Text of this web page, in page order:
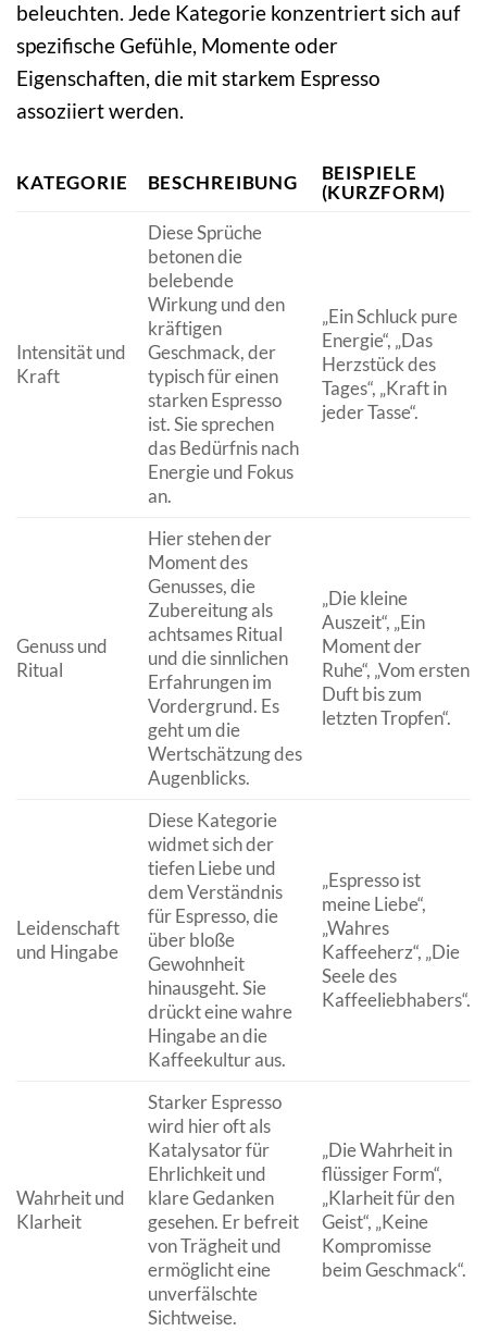
beleuchten. Jede Kategorie konzentriert sich auf
spezifische Gefühle, Momente oder
Eigenschaften, die mit starkem Espresso
assoziiert werden.
KATEGORIE BESCHREIBUNG
BEISPIELE
(KURZFORM)
Intensität und
Kraft
Diese Sprüche
betonen die
belebende
Wirkung und den
kräftigen
Geschmack, der
typisch für einen
starken Espresso
ist. Sie sprechen
das Bedürfnis nach
Energie und Fokus
an.
„Ein Schluck pure
Energie“, „Das
Herzstück des
Tages“, „Kraft in
jeder Tasse“.
Genuss und
Ritual
Hier stehen der
Moment des
Genusses, die
Zubereitung als
achtsames Ritual
und die sinnlichen
Erfahrungen im
Vordergrund. Es
geht um die
Wertschätzung des
Augenblicks.
„Die kleine
Auszeit“, „Ein
Moment der
Ruhe“, „Vom ersten
Duft bis zum
letzten Tropfen“.
Leidenschaft
und Hingabe
Diese Kategorie
widmet sich der
tiefen Liebe und
dem Verständnis
für Espresso, die
über bloße
Gewohnheit
hinausgeht. Sie
drückt eine wahre
Hingabe an die
Kaffeekultur aus.
„Espresso ist
meine Liebe“,
„Wahres
Kaffeeherz“, „Die
Seele des
Kaffeeliebhabers“.
Wahrheit und
Klarheit
Starker Espresso
wird hier oft als
Katalysator für
Ehrlichkeit und
klare Gedanken
gesehen. Er befreit
von Trägheit und
ermöglicht eine
unverfälschte
Sichtweise.
„Die Wahrheit in
flüssiger Form“,
„Klarheit für den
Geist“, „Keine
Kompromisse
beim Geschmack“.